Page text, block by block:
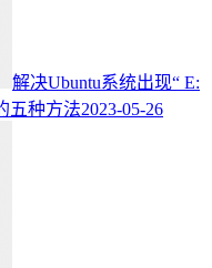
解决Ubuntu系统出现“ E:
五种方法2023-05-26